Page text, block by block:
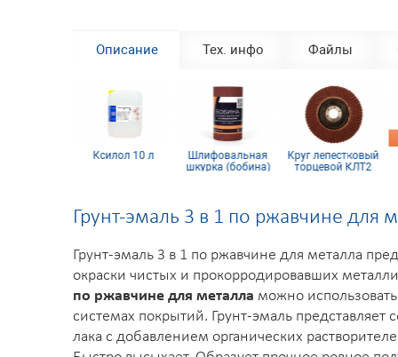
8022 9002 9004 1016
Описание Тех. инфо Файлы
Ксилол 10 л
Шлифовальная
шкурка (бобина)
Круг лепестковый
торцевой КЛТ2
Грунт-эмаль 3 в 1 по ржавчине для
Грунт-эмаль 3 в 1 по ржавчине для металла
окраски чистых и прокорродировавших
по ржавчине для металла можно
системах покрытий. Грунт-эмаль
лака с добавлением органических